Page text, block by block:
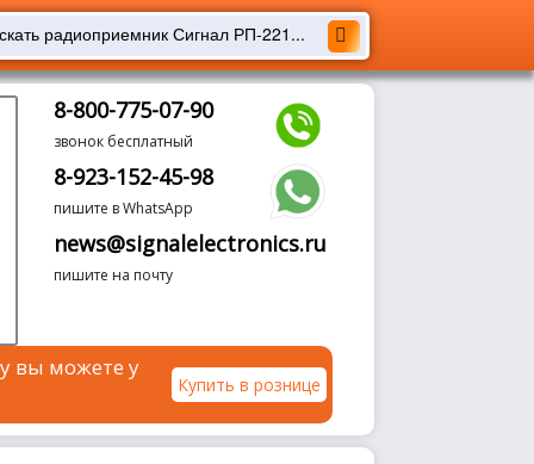
8-800-775-07-90
звонок бесплатный
8-923-152-45-98
пишите в WhatsApp
news@signalelectronics.ru
пишите на почту
вы можете у
Купить в рознице